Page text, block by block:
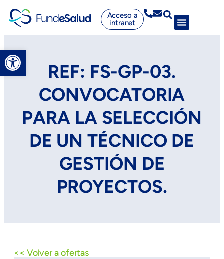
Abrir barra de herramientas
Acceso a
intranet
REF: FS-GP-03.
CONVOCATORIA
PARA LA SELECCIÓN
DE UN TÉCNICO DE
GESTIÓN DE
PROYECTOS.
<< Volver a ofertas